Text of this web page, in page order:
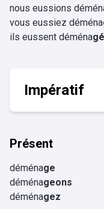
nous eussions
vous eussiez déména
ils eussent déménagé
Impératif
Présent
déménage
déménageons
déménagez